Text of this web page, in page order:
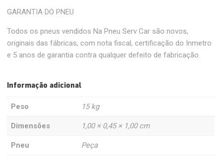
GARANTIA DO PNEU
Todos os pneus vendidos Na Pneu Serv Car são novos,
originais das fábricas, com nota fiscal, certificação do Inmetro
e 5 anos de garantia contra qualquer defeito de fabricação.
Informação adicional
Peso 15 kg
Dimensões 1,00 × 0,45 × 1,00 cm
Pneu Peça